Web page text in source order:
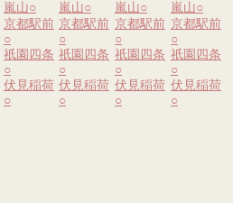
嵐山○
京都駅前
○
祇園四条
○
伏見稲荷
○
嵐山○
京都駅前
○
祇園四条
○
伏見稲荷
○
嵐山○
京都駅前
○
祇園四条
○
伏見稲荷
○
嵐山○
京都駅前
○
祇園四条
○
伏見稲荷
○